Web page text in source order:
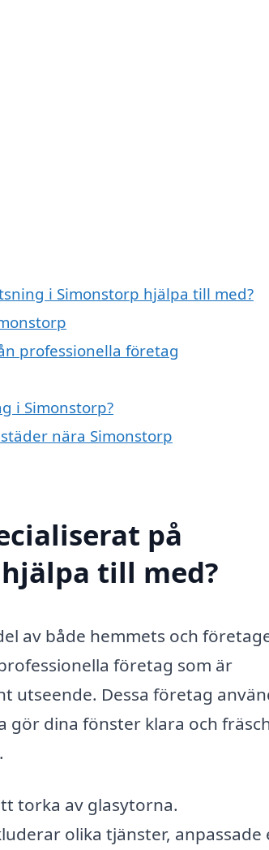
i Simonstorp hjälpa till med?
professionella företag
i Simonstorp?
nära Simonstorp
på
till med?
av både hemmets och
företag som är
utseende. Dessa företag
dina fönster klara och
torka av glasytorna.
olika tjänster, anpassade